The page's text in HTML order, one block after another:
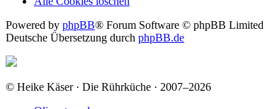
Powered by phpBB® Forum Software © phpBB Limited
Deutsche Übersetzung durch phpBB.de
© Heike Käser · Die Rührküche · 2007–2026